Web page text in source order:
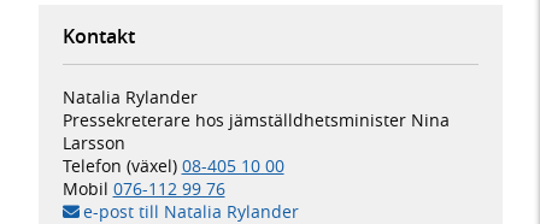
Kontakt
Natalia Rylander
Pressekreterare hos jämställdhets­minister Nina
Larsson
Telefon (växel) 08-405 10 00
Mobil 076-112 99 76
e-post till Natalia Rylander